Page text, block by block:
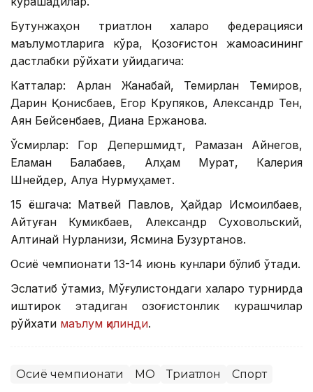
Бутунжаҳон триатлон халқаро федерацияси
маълумотларига кўра, Қозоғистон жамоасининг
дастлабки рўйхати қуйидагича:
Катталар: Арлан Жанабай, Темирлан Темиров,
Дарин Қонисбаев, Егор Крупяков, Александр Тен,
Аян Бейсенбаев, Диана Ержанова.
Ўсмирлар: Гор Депершмидт, Рамазан Айнегов,
Еламан Балабаев, Алҳам Мурат, Калерия
Шнейдер, Алуа Нурмуҳамет.
15 ёшгача: Матвей Павлов, Ҳайдар Исмоилбаев,
Айтуған Кумикбаев, Александр Суховольский,
Алтинай Нурланқизи, Ясмина Бузуртанов.
Осиё чемпионати 13-14 июнь кунлари бўлиб ўтади.
Эслатиб ўтамиз, Мўғулистондаги халқаро турнирда
иштирок этадиган қозоғистонлик курашчилар
рўйхати маълум қилинди.
Осиё чемпионати МОҚ Триатлон Спорт